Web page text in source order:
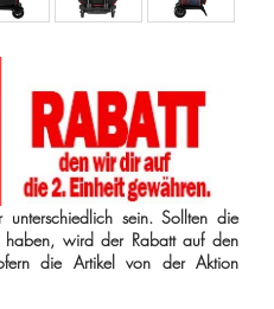
sein. Sollten die
haben, wird der Rabatt auf den
die Artikel von der Aktion